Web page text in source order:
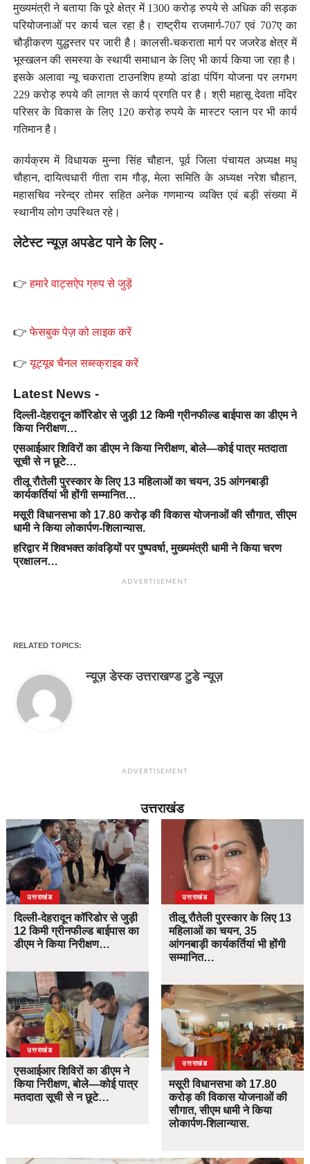
मुख्यमंत्री ने बताया कि पूरे क्षेत्र में 1300 करोड़ रुपये से अधिक की सड़क
परियोजनाओं पर कार्य चल रहा है। राष्ट्रीय राजमार्ग-707 एवं 707ए का
चौड़ीकरण युद्धस्तर पर जारी है। कालसी-चकराता मार्ग पर जजरेड क्षेत्र में
भूस्खलन की समस्या के स्थायी समाधान के लिए भी कार्य किया जा रहा है।
इसके अलावा न्यू चकराता टाउनशिप हय्यो डांडा पंपिंग योजना पर लगभग
229 करोड़ रुपये की लागत से कार्य प्रगति पर है। श्री महासू देवता मंदिर
परिसर के विकास के लिए 120 करोड़ रुपये के मास्टर प्लान पर भी कार्य
गतिमान है।
कार्यक्रम में विधायक मुन्ना सिंह चौहान, पूर्व जिला पंचायत अध्यक्ष मधु
चौहान, दायित्वधारी गीता राम गौड़, मेला समिति के अध्यक्ष नरेश चौहान,
महासचिव नरेन्द्र तोमर सहित अनेक गणमान्य व्यक्ति एवं बड़ी संख्या में
स्थानीय लोग उपस्थित रहे।
लेटेस्ट न्यूज़ अपडेट पाने के लिए -
👉हमारे वाट्सऐप ग्रुप से जुड़ें
👉फेसबुक पेज़ को लाइक करें
👉यूट्यूब चैनल सब्स्क्राइब करें
Latest News -
दिल्ली-देहरादून कॉरिडोर से जुड़ी 12 किमी ग्रीनफील्ड बाईपास का डीएम ने
किया निरीक्षण…
एसआईआर शिविरों का डीएम ने किया निरीक्षण, बोले—कोई पात्र मतदाता
सूची से न छूटे…
तीलू रौतेली पुरस्कार के लिए 13 महिलाओं का चयन, 35 आंगनबाड़ी
कार्यकर्तियां भी होंगी सम्मानित…
मसूरी विधानसभा को 17.80 करोड़ की विकास योजनाओं की सौगात, सीएम
धामी ने किया लोकार्पण-शिलान्यास.
हरिद्वार में शिवभक्त कांवड़ियों पर पुष्पवर्षा, मुख्यमंत्री धामी ने किया चरण
प्रक्षालन…
ADVERTISEMENT
RELATED TOPICS:
न्यूज़ डेस्क उत्तराखण्ड टुडे न्यूज़
ADVERTISEMENT
उत्तराखंड
उत्तराखंड
दिल्ली-देहरादून कॉरिडोर से जुड़ी
12 किमी ग्रीनफील्ड बाईपास का
डीएम ने किया निरीक्षण…
उत्तराखंड
एसआईआर शिविरों का डीएम ने
किया निरीक्षण, बोले—कोई पात्र
मतदाता सूची से न छूटे…
उत्तराखंड
तीलू रौतेली पुरस्कार के लिए 13
महिलाओं का चयन, 35
आंगनबाड़ी कार्यकर्तियां भी होंगी
सम्मानित…
उत्तराखंड
मसूरी विधानसभा को 17.80
करोड़ की विकास योजनाओं की
सौगात, सीएम धामी ने किया
लोकार्पण-शिलान्यास.